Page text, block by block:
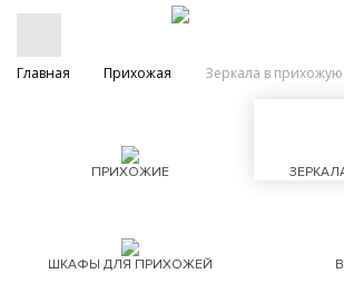
Главная Прихожая Зеркала в прихожую
ПРИХОЖИЕ
ШКАФЫ ДЛЯ ПРИХОЖЕЙ